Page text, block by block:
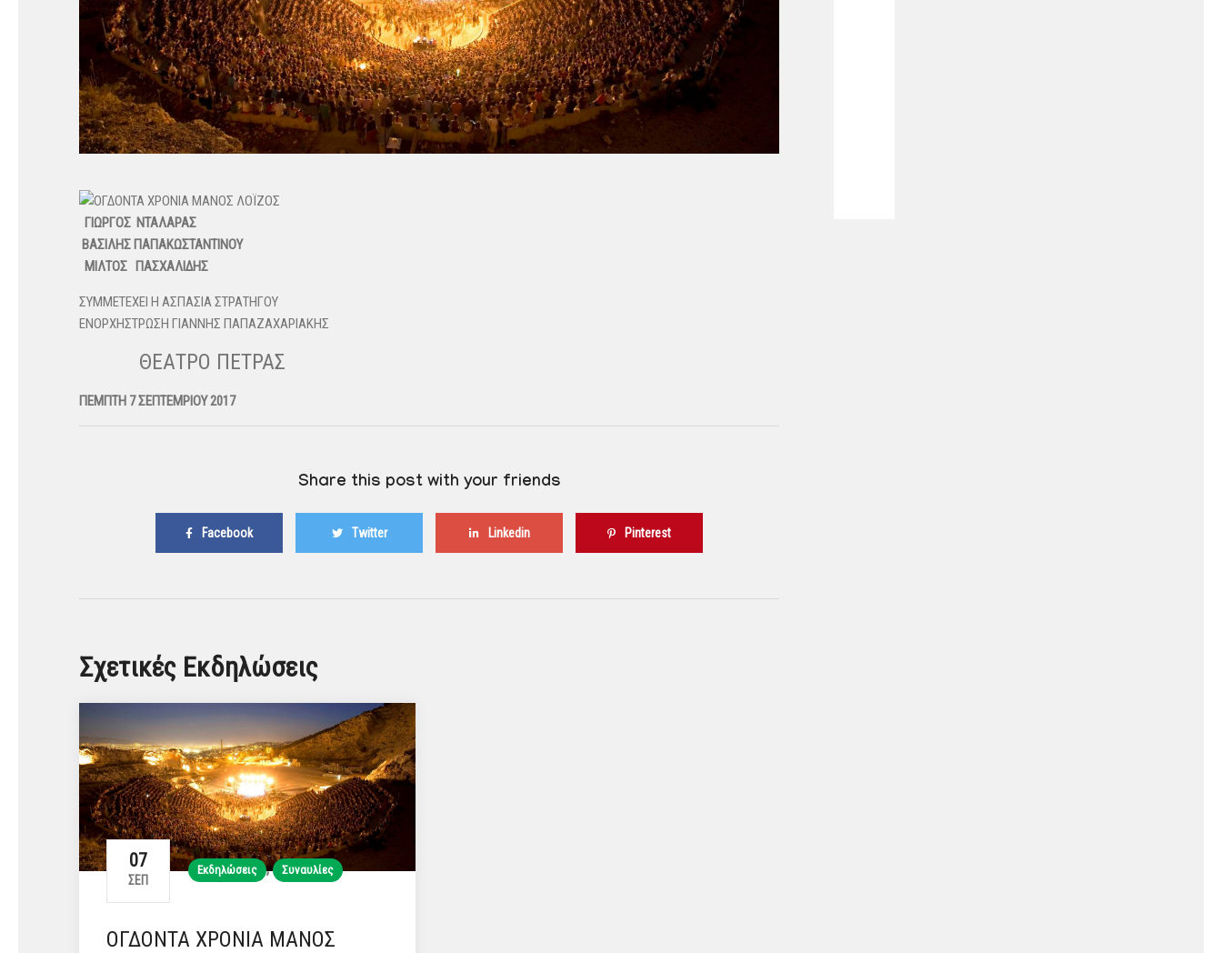
ΓΙΩΡΓΟΣ ΝΤΑΛΑΡΑΣ
ΒΑΣΙΛΗΣ ΠΑΠΑΚΩΣΤΑΝΤΙΝΟΥ
ΜΙΛΤΟΣ ΠΑΣΧΑΛΙΔΗΣ
ΣΥΜΜΕΤΕΧΕΙ Η ΑΣΠΑΣΙΑ ΣΤΡΑΤΗΓΟΥ
ΕΝΟΡΧΗΣΤΡΩΣΗ ΓΙΑΝΝΗΣ ΠΑΠΑΖΑΧΑΡΙΑΚΗΣ
ΘΕΑΤΡΟ ΠΕΤΡΑΣ
ΠΕΜΠΤΗ 7 ΣΕΠΤΕΜΡΙΟΥ 2017
Share this post with your friends
Facebook Twitter Linkedin Pinterest
Σχετικές Εκδηλώσεις
07
ΣΕΠ
Εκδηλώσεις , Συναυλίες
ΟΓΔΟΝΤΑ ΧΡΟΝΙΑ ΜΑΝΟΣ